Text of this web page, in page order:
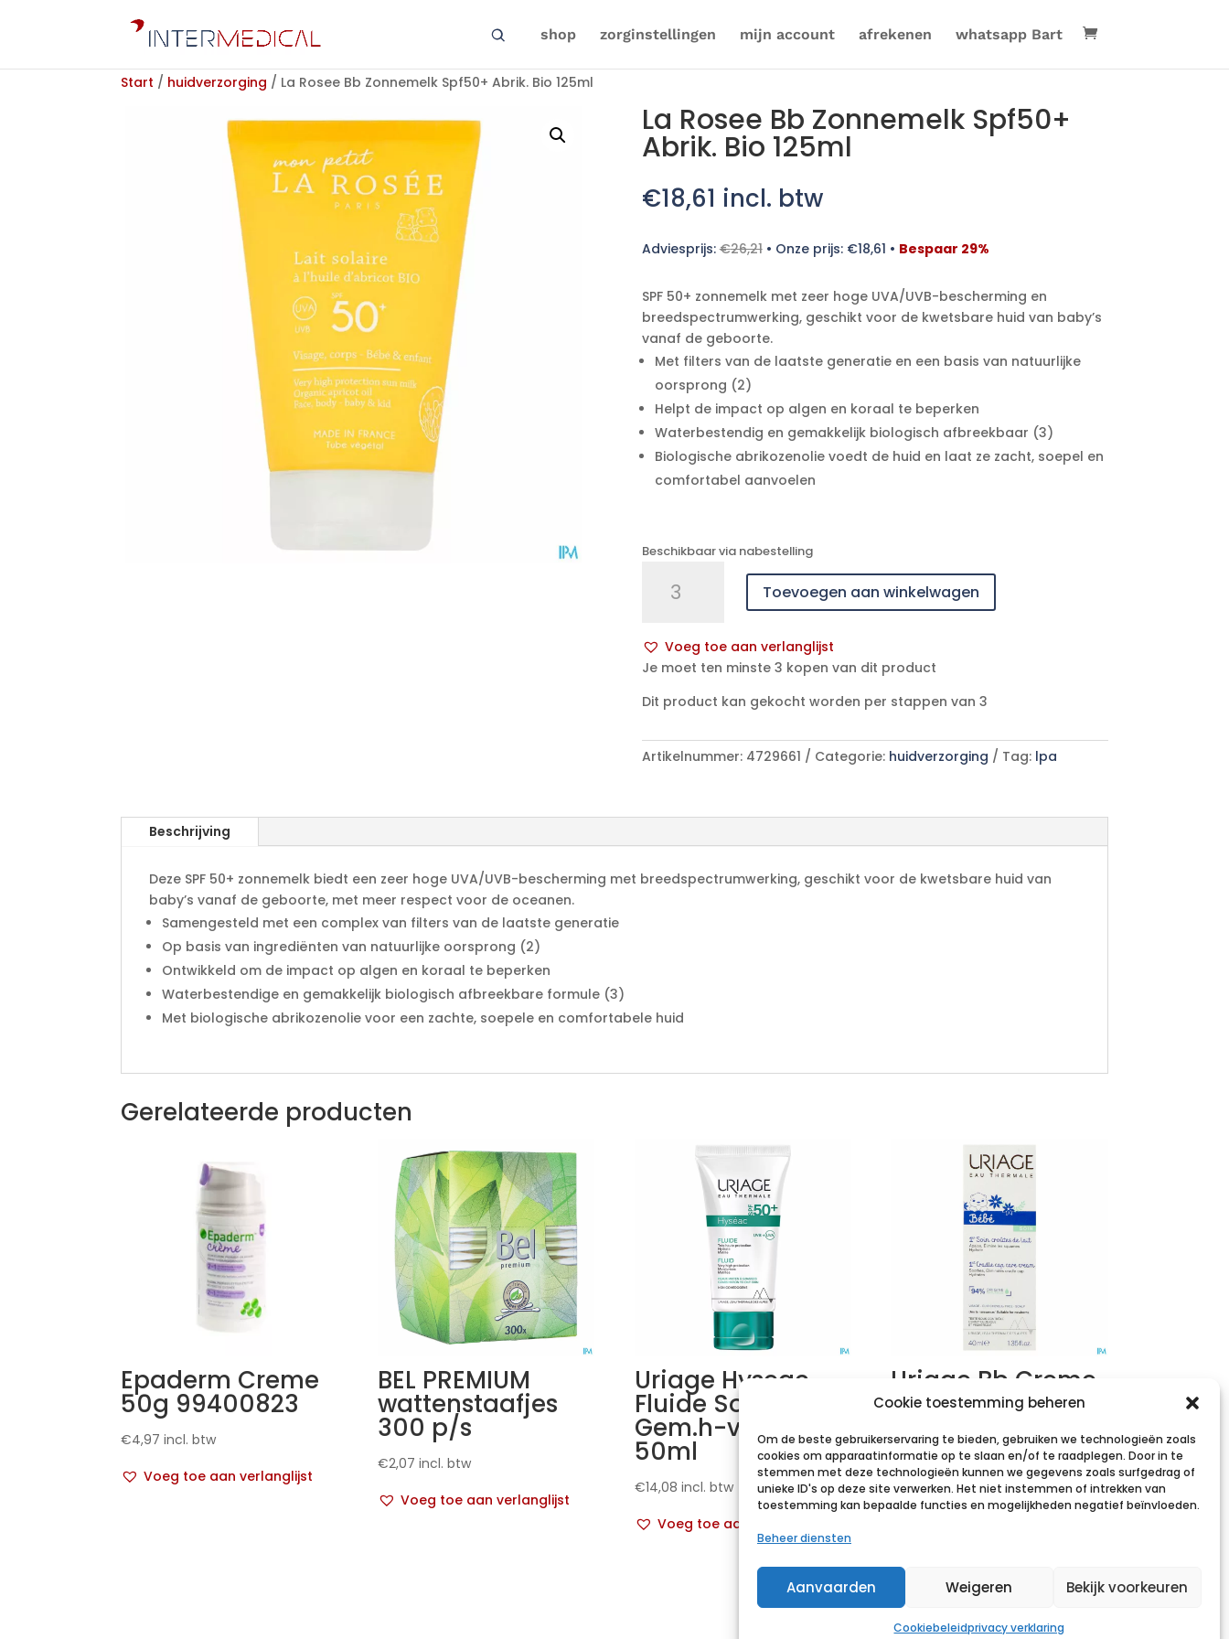
Cookie toestemming beheren
Om de beste gebruikerservaring te bieden, gebruiken we technologieën zoals
cookies om apparaatinformatie op te slaan en/of te raadplegen. Door in te
stemmen met deze technologieën kunnen we gegevens zoals surfgedrag of
unieke ID's op deze site verwerken. Het niet instemmen of intrekken van
toestemming kan bepaalde functies en mogelijkheden negatief beïnvloeden.
Beheer diensten
Aanvaarden Weigeren Bekijk voorkeuren
Cookiebeleidprivacy verklaring
shop zorginstellingen mijn account afrekenen whatsapp Bart
Start / huidverzorging / La Rosee Bb Zonnemelk Spf50+ Abrik. Bio 125ml
La Rosee Bb Zonnemelk Spf50+
Abrik. Bio 125ml
€18,61 incl. btw
Adviesprijs:€26,21• Onze prijs: €18,61 • Bespaar 29%
SPF 50+ zonnemelk met zeer hoge UVA/UVB-bescherming en
breedspectrumwerking, geschikt voor de kwetsbare huid van baby’s
vanaf de geboorte.
Met filters van de laatste generatie en een basis van natuurlijke
oorsprong (2)
Helpt de impact op algen en koraal te beperken
Waterbestendig en gemakkelijk biologisch afbreekbaar (3)
Biologische abrikozenolie voedt de huid en laat ze zacht, soepel en
comfortabel aanvoelen
Beschikbaar via nabestelling
Rosee
Spf50+
Abrik.
Bio
aantal
Toevoegen aan winkelwagen
Voeg toe aan verlanglijst
A
t
r
t
e
Je moet ten minste 3 kopen van dit product
Dit product kan gekocht worden per stappen van 3
Artikelnummer: 4729661 Categorie: huidverzorging Tag: lpa
Beschrijving
Deze SPF 50+ zonnemelk biedt een zeer hoge UVA/UVB-bescherming met breedspectrumwerking, geschikt voor de kwetsbare huid van
baby’s vanaf de geboorte, met meer respect voor de oceanen.
Samengesteld met een complex van filters van de laatste generatie
Op basis van ingrediënten van natuurlijke oorsprong (2)
Ontwikkeld om de impact op algen en koraal te beperken
Waterbestendige en gemakkelijk biologisch afbreekbare formule (3)
Met biologische abrikozenolie voor een zachte, soepele en comfortabele huid
Gerelateerde producten
Epaderm Creme
50g 99400823
€4,97 incl. btw
Voeg toe aan verlanglijst
BEL PREMIUM
wattenstaafjes
300 p/s
€2,07 incl. btw
Voeg toe aan verlanglijst
Uriage Hyseac
Fluide Sol Ip50
Gem.h-vh Tube
50ml
€14,08 incl. btw
Voeg toe aan verlanglijst
Uriage Bb Creme
Melkkorstjes Tube
40ml
€15,68 incl. btw
Voeg toe aan verlanglijst